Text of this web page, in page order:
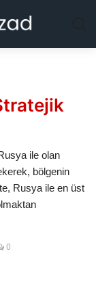
ile olan
bölgenin
Rusya ile en üst
0